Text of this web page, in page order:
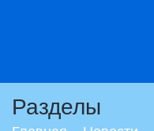
Разделы